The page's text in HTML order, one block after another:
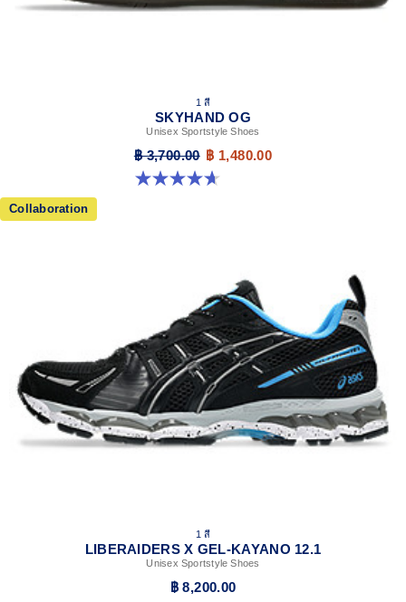
1 สี
SKYHAND OG
Unisex Sportstyle Shoes
฿ 3,700.00 ฿ 1,480.00
4.6 จาก 5 ดาว 270 รีวิว
Collaboration
1 สี
LIBERAIDERS X GEL-KAYANO 12.1
Unisex Sportstyle Shoes
฿ 8,200.00